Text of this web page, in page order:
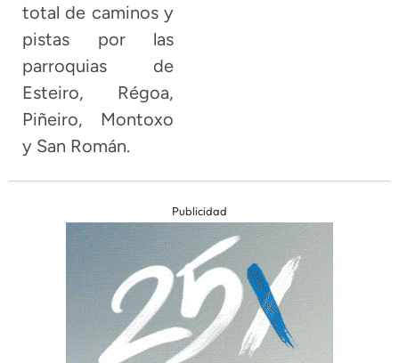
total de caminos y
pistas por las
parroquias de
Esteiro, Régoa,
Piñeiro, Montoxo
y San Román.
Publicidad